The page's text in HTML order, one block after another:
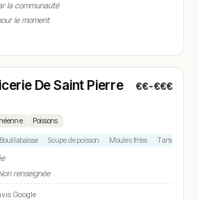
la communauté
le moment
De Saint Pierre €€-€€€
Poissons
Bouillabaisse Soupe de poisson Moules frites Tarte au
renseignée
Google